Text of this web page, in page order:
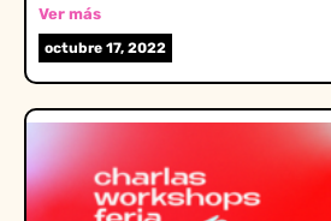
Ver más
octubre 17, 2022